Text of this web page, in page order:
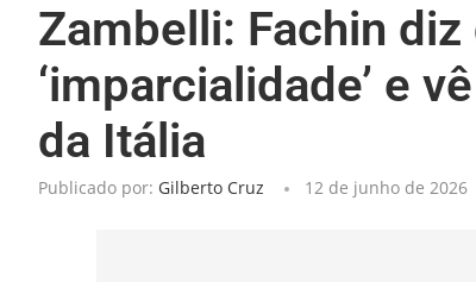
Zambelli: Fachin
‘imparcialidade’ e
da Itália
Publicado por: Gilberto Cruz 12 de junho de 2026